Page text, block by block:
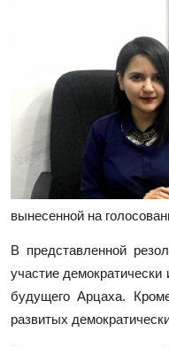
вынесенной на
В представленной
участие
будущего Арцаха.
развитых